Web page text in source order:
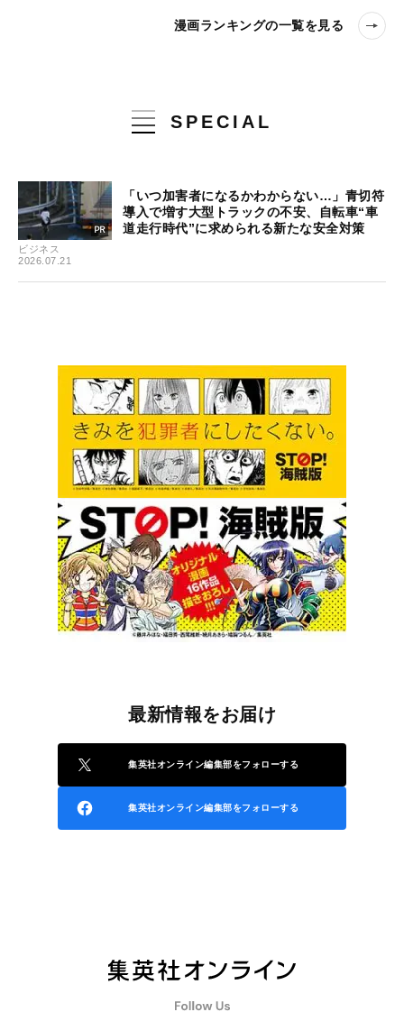
漫画ランキングの一覧を見る
SPECIAL
ビジネス
2026.07.21
「いつ加害者になるかわからない…」青切符
導入で増す大型トラックの不安、自転車“車
道走行時代”に求められる新たな安全対策
最新情報をお届け
集英社オンライン編集部をフォローする
集英社オンライン編集部をフォローする